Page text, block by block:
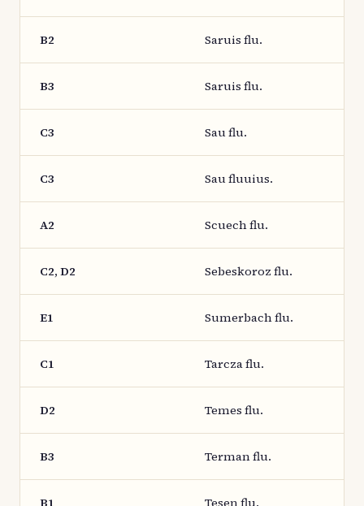
B2 Saruis flu.
B3 Saruis flu.
C3 Sau flu.
C3 Sau fluuius.
A2 Scuech flu.
C2, D2 Sebeskoroz flu.
E1 Sumerbach flu.
C1 Tarcza flu.
D2 Temes flu.
B3 Terman flu.
B1 Tesen flu.